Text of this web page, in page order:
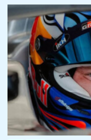
победе
в
FIA
WRC